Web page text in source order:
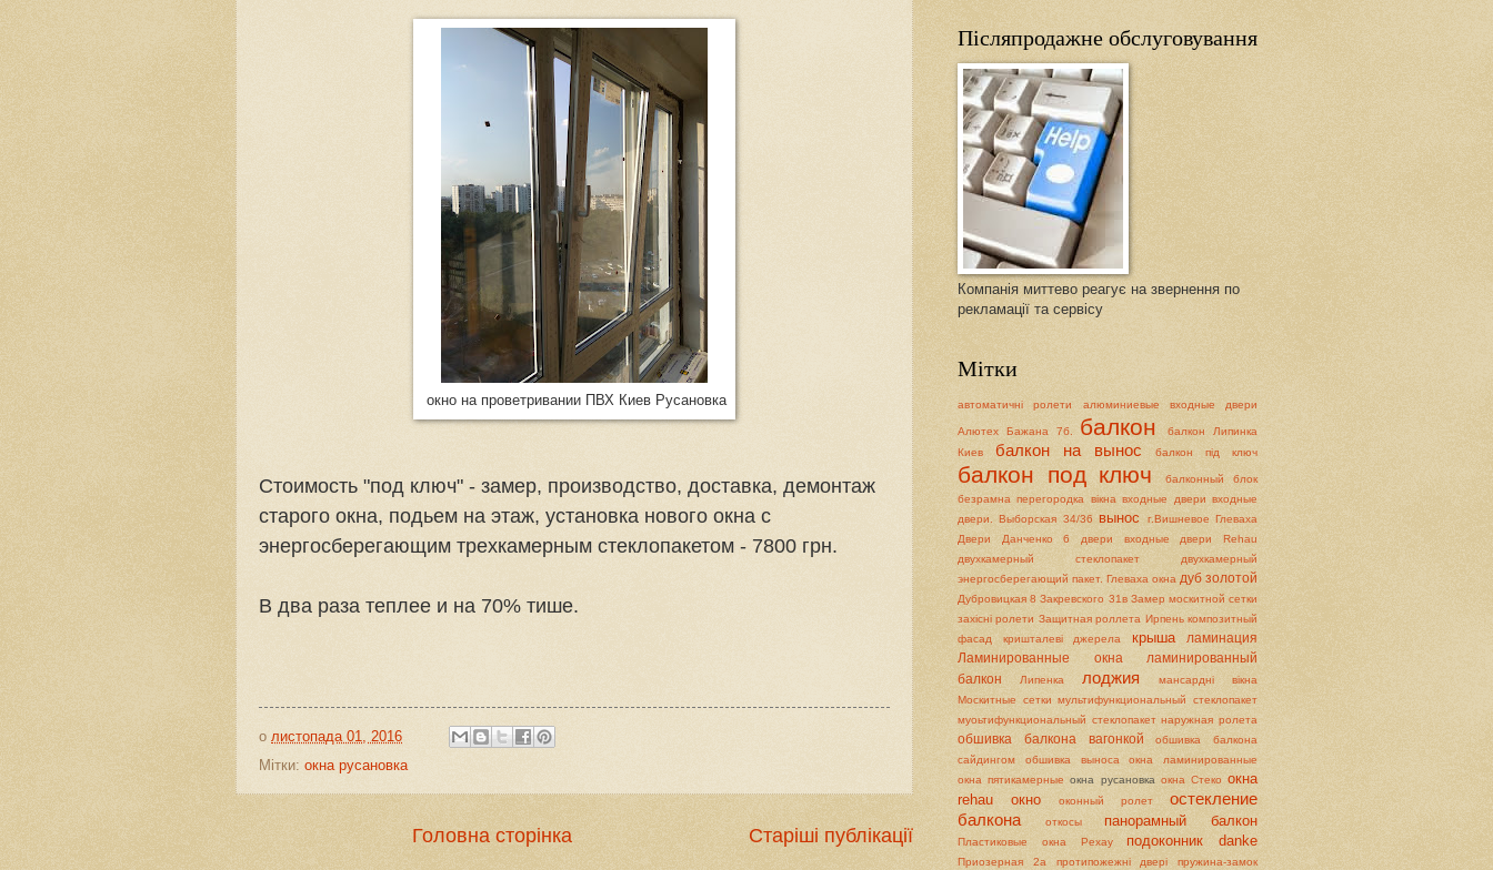
окно на проветривании ПВХ Киев Русановка
Стоимость "под ключ" - замер, производство, доставка, демонтаж
старого окна, подьем на этаж, установка нового окна с
энергосберегающим трехкамерным стеклопакетом - 7800 грн.
В два раза теплее и на 70% тише.
о листопада 01, 2016
Мітки: окна русановка
Старіші публікації
Головна сторінка
Післяпродажне обслуговування
Компанія миттево реагує на звернення по
рекламації та сервісу
Мітки
автоматичні ролети алюминиевые входные двери
Алютех Бажана 7б. балкон
балкон Липинка
Киев
балкон на вынос балкон під ключ
балкон под ключ
балконный блок
безрамна перегородка
вікна входные двери входные
двери.
Выборская 34/36 вынос г.Вишневое Глеваха
Двери
Данченко 6 двери входные
двери Rehau
двухкамерный стеклопакет
двухкамерный
энергосберегающий пакет. Глеваха окна дуб золотой
Дубровицкая 8 Закревского 31в Замер москитной сетки
захісні ролети Защитная роллета Ирпень композитный
фасад
кришталеві джерела крыша
ламинация
Ламинированные окна
ламинированный
балкон
Липенка лоджия
мансардні вікна
Москитные сетки мультифункциональный стеклопакет
муоьтифункциональный стеклопакет наружная ролета
обшивка балкона вагонкой
обшивка балкона
сайдингом
обшивка выноса
окна ламинированные
окна пятикамерные окна русановка окна Стеко окна
rehau
окно оконный ролет
остекление
балкона
откосы панорамный балкон
Пластиковые окна Рехау подоконник danke
Приозерная 2а протипожежні двері пружина-замок